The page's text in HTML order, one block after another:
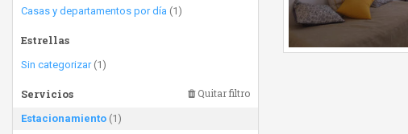
Casas y departamentos por día (1)
Estrellas
Sin categorizar(1)
Servicios Quitar filtro
Estacionamiento (1)